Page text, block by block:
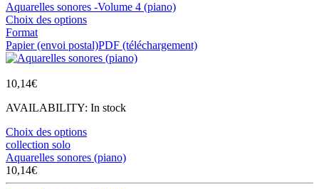
Aquarelles sonores -Volume 4 (piano)
Choix des options
Format
Papier (envoi postal)PDF (téléchargement)
10,14€
AVAILABILITY: In stock
Choix des options
collection solo
Aquarelles sonores (piano)
10,14€